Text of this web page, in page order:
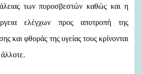
των πυροσβεστών καθώς και η
ελέγχων προς αποτροπή της
και φθοράς της υγείας τους κρίνονται